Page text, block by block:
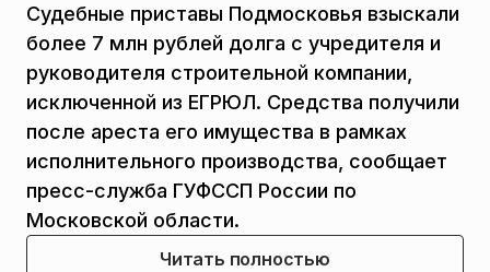
Судебные приставы Подмосковья взыскали
более 7 млн рублей долга с учредителя и
руководителя строительной компании,
исключенной из ЕГРЮЛ. Средства получили
после ареста его имущества в рамках
исполнительного производства, сообщает
пресс-служба ГУФССП России по
Московской области.
Читать полностью